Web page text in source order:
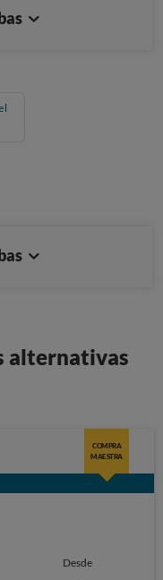
alternativas
COMPRA
MAESTRA
Desde